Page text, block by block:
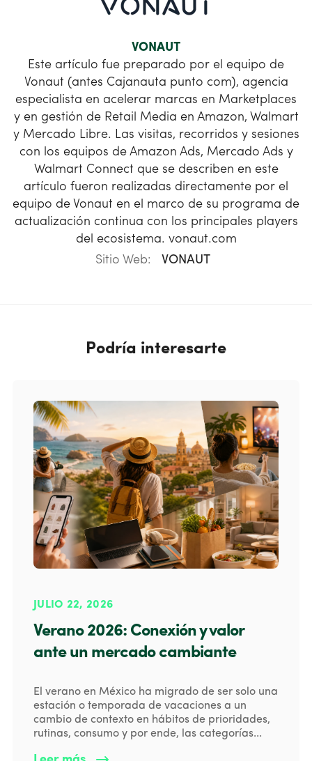
VONAUT
Este artículo fue preparado por el equipo de
Vonaut (antes Cajanauta punto com), agencia
especialista en acelerar marcas en Marketplaces
y en gestión de Retail Media en Amazon, Walmart
y Mercado Libre. Las visitas, recorridos y sesiones
con los equipos de Amazon Ads, Mercado Ads y
Walmart Connect que se describen en este
artículo fueron realizadas directamente por el
equipo de Vonaut en el marco de su programa de
actualización continua con los principales players
del ecosistema. vonaut.com
Sitio Web:
VONAUT
Podría interesarte
JULIO 22, 2026
Verano 2026: Conexión y valor
ante un mercado cambiante
El verano en México ha migrado de ser solo una
estación o temporada de vacaciones a un
cambio de contexto en hábitos de prioridades,
rutinas, consumo y por ende, las categorías...